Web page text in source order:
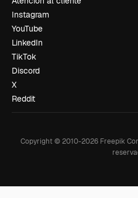
Instagram
YouTube
LinkedIn
TikTok
Discord
X
Reddit
Copyright © 2010-2026 Freepik